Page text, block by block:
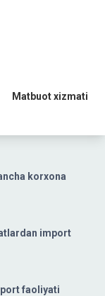
korxona
import
faoliyati
Matbuot xizmati